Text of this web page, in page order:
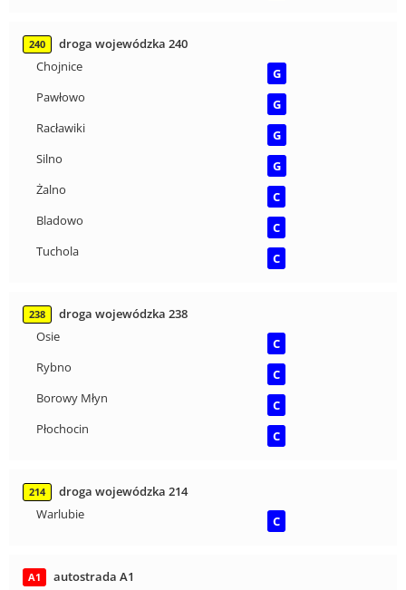
240
droga wojewódzka 240
Chojnice
G
Pawłowo
G
Racławiki
G
Silno
G
Żalno
C
Bladowo
C
Tuchola
C
238
droga wojewódzka 238
Osie
C
Rybno
C
Borowy Młyn
C
Płochocin
C
214
droga wojewódzka 214
Warlubie
C
A1
autostrada A1